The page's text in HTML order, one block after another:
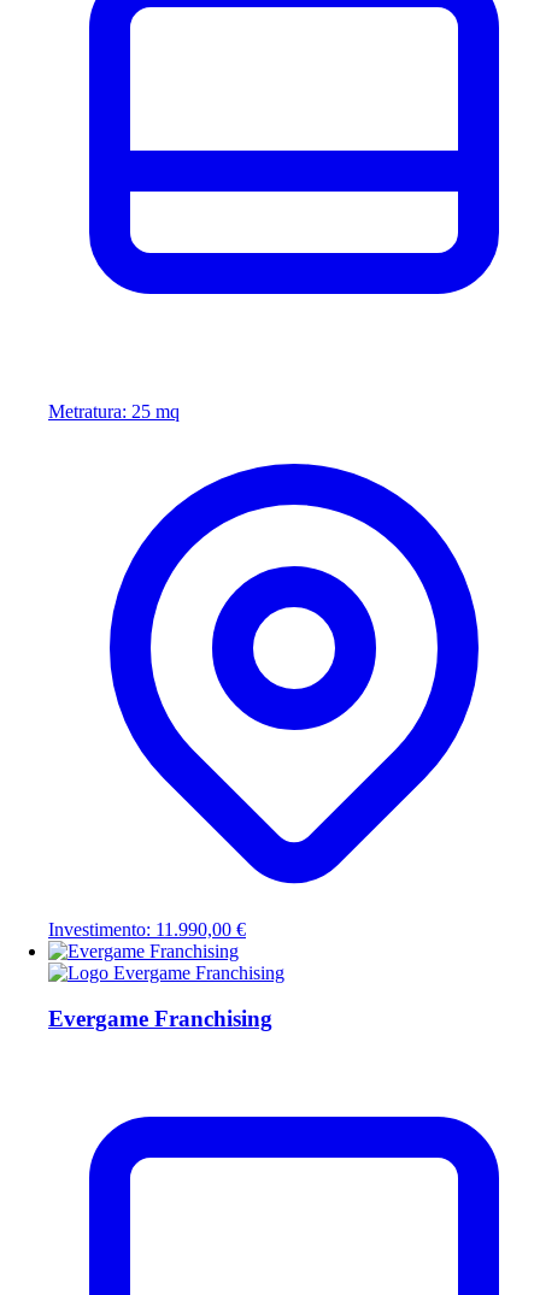
Metratura: 25 mq
Investimento: 11.990,00 €
Evergame Franchising